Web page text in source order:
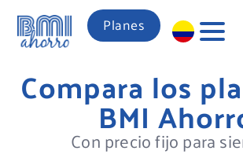
Planes
Compara los
BMI
Con precio fijo para